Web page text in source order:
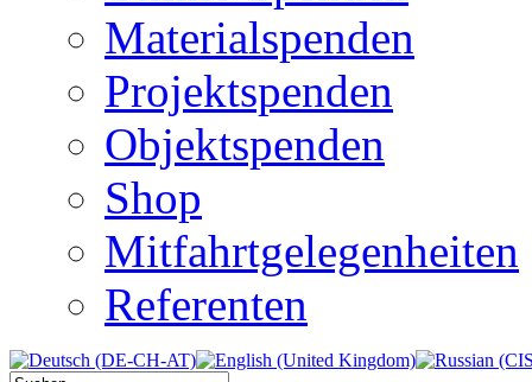
Materialspenden
Projektspenden
Objektspenden
Shop
Mitfahrtgelegenheiten
Referenten